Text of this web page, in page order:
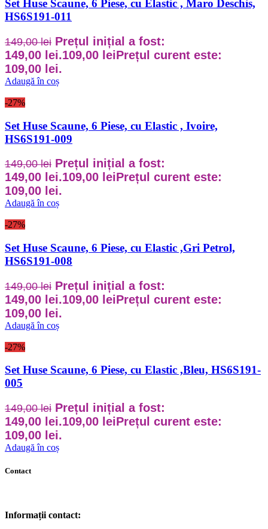
Set Huse Scaune, 6 Piese, cu Elastic , Maro Deschis,
HS6S191-011
149,00lei Prețul inițial a fost:
149,00 lei.109,00 leiPrețul curent este:
109,00 lei.
Adaugă în coș
-27%
Set Huse Scaune, 6 Piese, cu Elastic , Ivoire,
HS6S191-009
149,00lei Prețul inițial a fost:
149,00 lei.109,00 leiPrețul curent este:
109,00 lei.
Adaugă în coș
-27%
Set Huse Scaune, 6 Piese, cu Elastic ,Gri Petrol,
HS6S191-008
149,00lei Prețul inițial a fost:
149,00 lei.109,00 leiPrețul curent este:
109,00 lei.
Adaugă în coș
-27%
Set Huse Scaune, 6 Piese, cu Elastic ,Bleu, HS6S191-
005
149,00lei Prețul inițial a fost:
149,00 lei.109,00 leiPrețul curent este:
109,00 lei.
Adaugă în coș
Contact
Informații contact: